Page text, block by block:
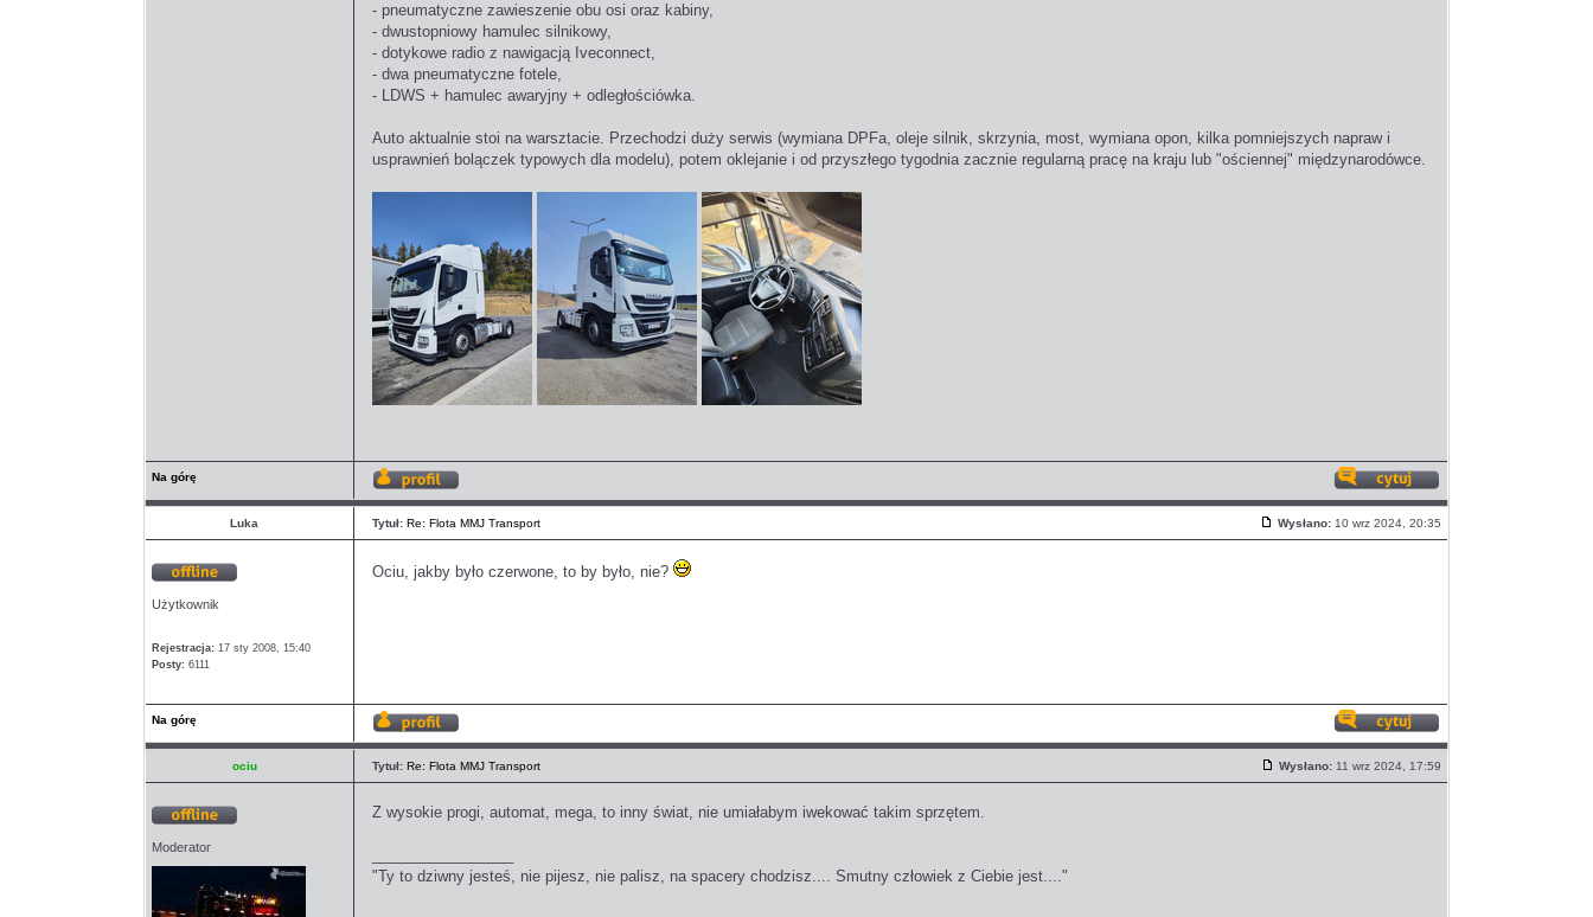
- pneumatyczne zawieszenie obu osi oraz kabiny,
- dwustopniowy hamulec silnikowy,
- dotykowe radio z nawigacją Iveconnect,
- dwa pneumatyczne fotele,
- LDWS + hamulec awaryjny + odległościówka.
Auto aktualnie stoi na warsztacie. Przechodzi duży serwis (wymiana DPFa, oleje silnik, skrzynia, most, wymiana opon, kilka pomniejszych napraw i
usprawnień bolączek typowych dla modelu), potem oklejanie i od przyszłego tygodnia zacznie regularną pracę na kraju lub "ościennej" międzynarodówce.
Na górę
profil
Odpowiedz
z
Luka Tytuł: Re: Flota MMJ Transport
Post
Wysłano: 10 wrz 2024, 20:35
Użytkownik
Rejestracja: 17 sty 2008, 15:40
Posty:6111
Ociu, jakby było czerwone, to by było, nie?
Na górę
Wyświetl
profil
Odpowiedz
z
ociu Tytuł: Re: Flota MMJ Transport
Post
Wysłano: 11 wrz 2024, 17:59
Moderator
Z wysokie progi, automat, mega, to inny świat, nie umiałabym iwekować takim sprzętem.
"Ty to dziwny jesteś, nie pijesz, nie palisz, na spacery chodzisz.... Smutny człowiek z Ciebie jest...."